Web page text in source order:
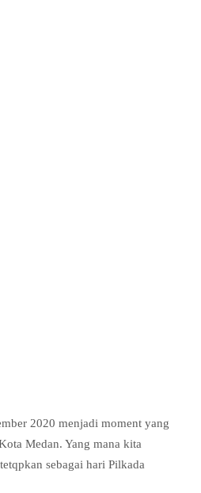
2020 menjadi moment yang
Medan. Yang mana kita
sebagai hari Pilkada